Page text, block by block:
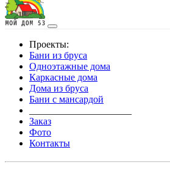
Проекты:
Бани из бруса
Одноэтажные дома
Каркасные дома
Дома из бруса
Бани с мансардой
Заказ
Фото
Контакты